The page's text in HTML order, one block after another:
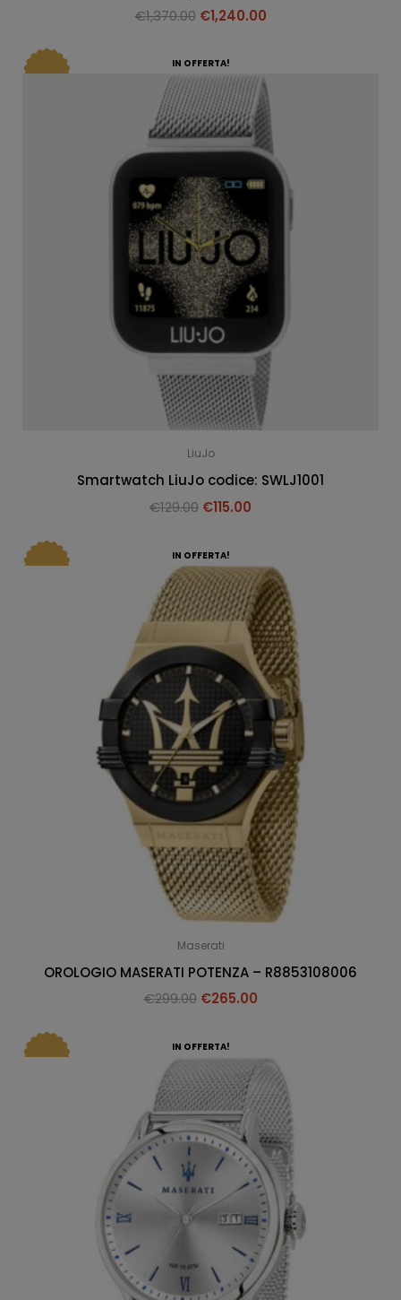
€1,370.00 €1,240.00
IN OFFERTA!
LiuJo
Smartwatch LiuJo codice: SWLJ1001
€129.00 €115.00
IN OFFERTA!
Maserati
OROLOGIO MASERATI POTENZA – R8853108006
€299.00 €265.00
IN OFFERTA!